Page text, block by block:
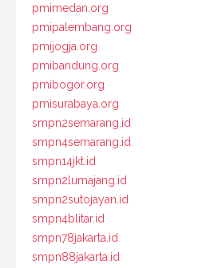
pmimedan.org
pmipalembang.org
pmijogja.org
pmibandung.org
pmibogor.org
pmisurabaya.org
smpn2semarang.id
smpn4semarang.id
smpn14jkt.id
smpn2lumajang.id
smpn2sutojayan.id
smpn4blitar.id
smpn78jakarta.id
smpn88jakarta.id